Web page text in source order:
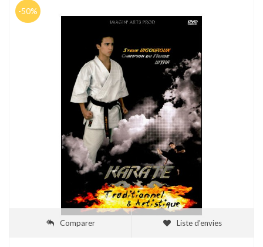
-50%
Comparer Liste d'envies